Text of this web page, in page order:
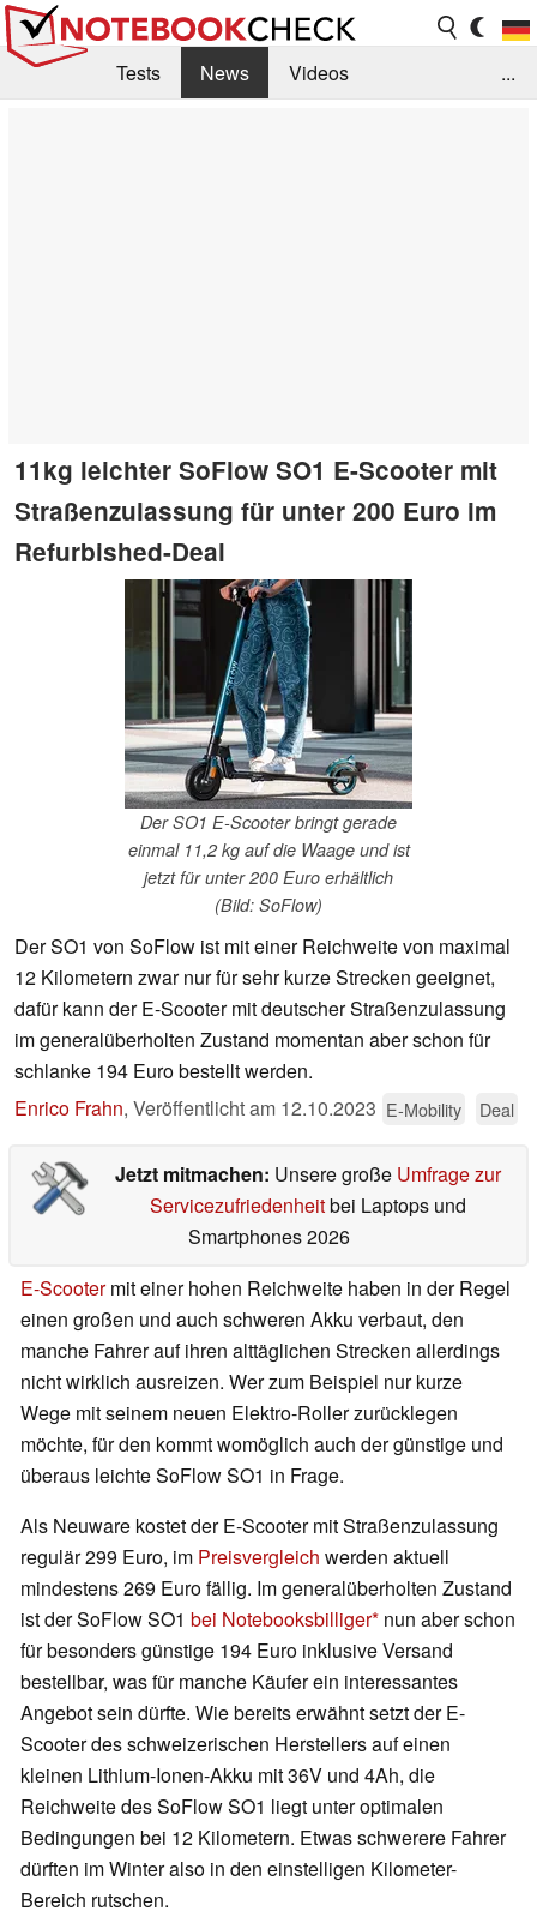
Tests News
Videos
...
11kg leichter SoFlow SO1 E-Scooter mit
Straßenzulassung für unter 200 Euro im
Refurbished-Deal
Der SO1 E-Scooter bringt gerade
einmal 11,2 kg auf die Waage und ist
jetzt für unter 200 Euro erhältlich
(Bild: SoFlow)
Der SO1 von SoFlow ist mit einer Reichweite von maximal
12 Kilometern zwar nur für sehr kurze Strecken geeignet,
dafür kann der E-Scooter mit deutscher Straßenzulassung
im generalüberholten Zustand momentan aber schon für
schlanke 194 Euro bestellt werden.
Enrico Frahn, Veröffentlicht am 12.10.2023 E-Mobility Deal
Jetzt mitmachen: Unsere große Umfrage zur
Servicezufriedenheitbei Laptops und
Smartphones 2026
E-Scootermit einer hohen Reichweite haben in der Regel
einen großen und auch schweren Akku verbaut, den
manche Fahrer auf ihren alttäglichen Strecken allerdings
nicht wirklich ausreizen. Wer zum Beispiel nur kurze
Wege mit seinem neuen Elektro-Roller zurücklegen
möchte, für den kommt womöglich auch der günstige und
überaus leichte SoFlow SO1 in Frage.
Als Neuware kostet der E-Scooter mit Straßenzulassung
regulär 299 Euro, im Preisvergleich werden aktuell
mindestens 269 Euro fällig. Im generalüberholten Zustand
ist der SoFlow SO1 bei Notebooksbilliger nun aber schon
für besonders günstige 194 Euro inklusive Versand
bestellbar, was für manche Käufer ein interessantes
Angebot sein dürfte. Wie bereits erwähnt setzt der E-
Scooter des schweizerischen Herstellers auf einen
kleinen Lithium-Ionen-Akku mit 36V und 4Ah, die
Reichweite des SoFlow SO1 liegt unter optimalen
Bedingungen bei 12 Kilometern. Etwas schwerere Fahrer
dürften im Winter also in den einstelligen Kilometer-
Bereich rutschen.